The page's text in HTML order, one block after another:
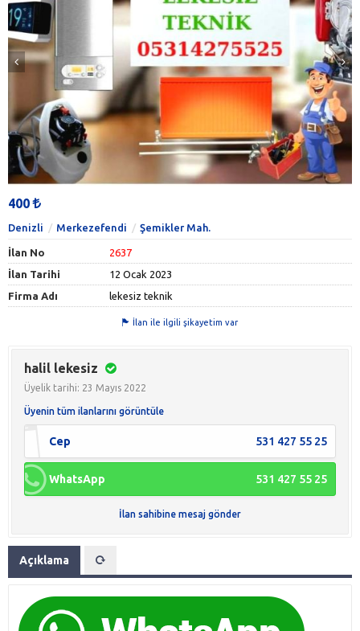
400
Denizli Merkezefendi Şemikler Mah.
İlan No
2637
İlan Tarihi
12 Ocak 2023
Firma Adı
lekesiz teknik
İlan ile ilgili şikayetim var
halil lekesiz
Üyelik tarihi: 23 Mayıs 2022
Üyenin tüm ilanlarını görüntüle
Cep 531 427 55 25
WhatsApp 531 427 55 25
İlan sahibine mesaj gönder
Açıklama